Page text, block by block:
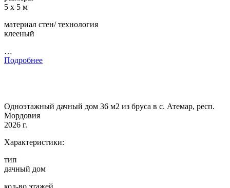
5 х 5 м
материал стен/ технология
клееный
…
Подробнее
Одноэтажный дачный дом 36 м2 из бруса в с. Атемар, респ.
Мордовия
2026 г.
Характеристики:
тип
дачный дом
кол-во этажей